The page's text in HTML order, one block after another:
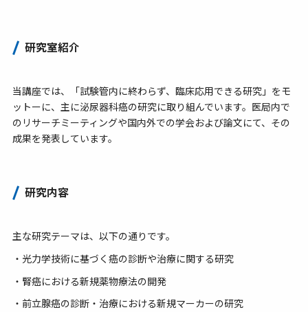
研究室紹介
当講座では、「試験管内に終わらず、臨床応用できる研究」をモ
ットーに、主に泌尿器科癌の研究に取り組んでいます。医局内で
のリサーチミーティングや国内外での学会および論文にて、その
成果を発表しています。
研究内容
主な研究テーマは、以下の通りです。
・光力学技術に基づく癌の診断や治療に関する研究
・腎癌における新規薬物療法の開発
・前立腺癌の診断・治療における新規マーカーの研究